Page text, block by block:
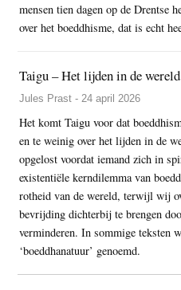
mensen tien dagen op de Drentse
over het boeddhisme, dat is echt
Taigu – Het lijden in de wereld
Jules Prast - 24 april 2026
Het komt Taigu voor dat
en te weinig over het lijden in de
opgelost voordat iemand zich in
existentiële kerndilemma van
rotheid van de wereld, terwijl wij
bevrijding dichterbij te brengen
verminderen. In sommige teksten
‘boeddhanatuur’ genoemd.